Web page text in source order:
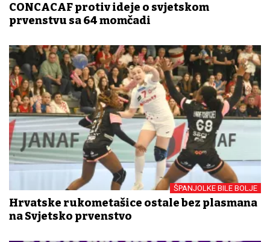
CONCACAF protiv ideje o svjetskom
prvenstvu sa 64 momčadi
ŠPANJOLKE BILE BOLJE
Hrvatske rukometašice ostale bez plasmana
na Svjetsko prvenstvo